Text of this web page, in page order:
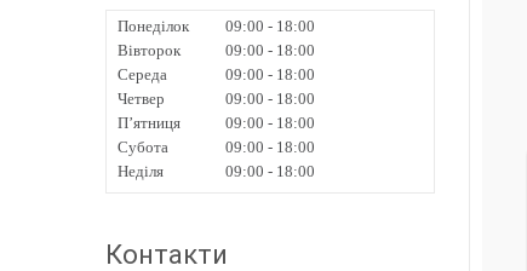
Понеділок 09:00
18:00
Вівторок
09:00
18:00
Середа
09:00
18:00
Четвер
09:00
18:00
Пʼятниця
09:00
18:00
Субота
09:00
18:00
Неділя
09:00 18:00
Контакти